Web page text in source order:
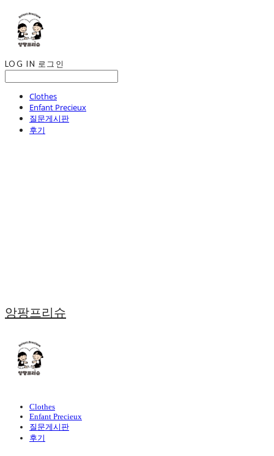
LOG IN 로그인
Clothes
Enfant Precieux
질문게시판
후기
앙팡프리슈
Clothes
Enfant Precieux
질문게시판
후기